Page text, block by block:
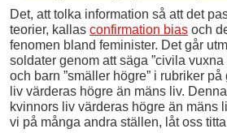
Det, att tolka information så att det
teorier, kallas confirmation bias och
fenomen bland feminister. Det går
soldater genom att säga ”civila
och barn ”smäller högre” i rubriker
liv värderas högre än mäns liv. Denna
kvinnors liv värderas högre än mäns
vi på många andra ställen, låt oss